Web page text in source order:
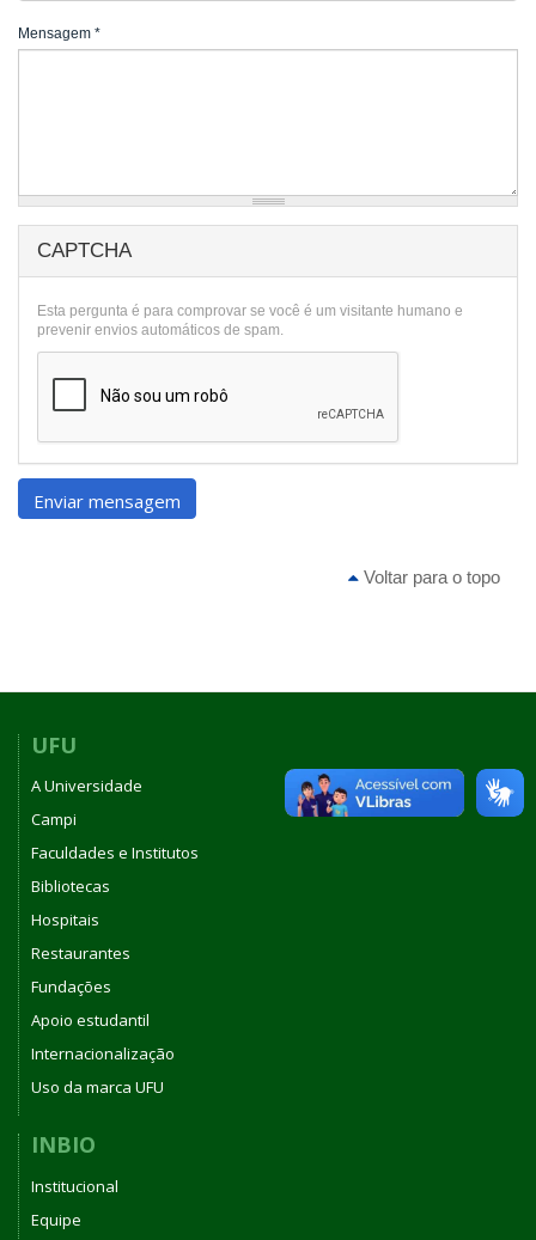
Mensagem *
CAPTCHA
Esta pergunta é para comprovar se você é um visitante humano e
prevenir envios automáticos de spam.
Enviar mensagem
Voltar para o topo
UFU
A Universidade
Campi
Faculdades e Institutos
Bibliotecas
Hospitais
Restaurantes
Fundações
Apoio estudantil
Internacionalização
Uso da marca UFU
INBIO
Institucional
Equipe